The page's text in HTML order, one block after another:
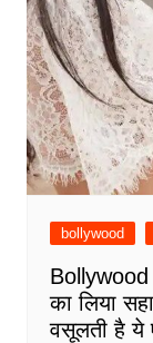
bollywood
Bollywood
का लिया
वसूलती है ये